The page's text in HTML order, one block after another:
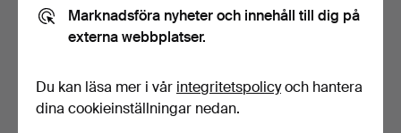
annat "Julita" nr…
Klubbades 29 apr 2026
"Finlandia" samt "Elise…
Klubbades 23 apr 2026
Marknadsföra nyheter och innehåll till dig på
externa webbplatser.
Du kan läsa mer i vår integritetspolicyoch hantera
dina cookieinställningar nedan.